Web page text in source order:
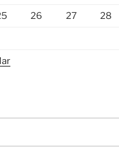
26 27 28